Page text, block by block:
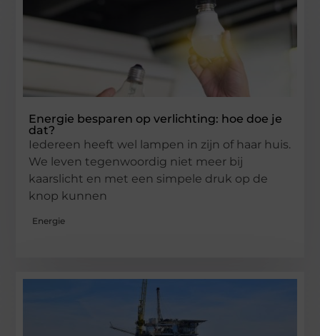
Energie besparen op verlichting: hoe doe je
dat?
Iedereen heeft wel lampen in zijn of haar huis.
We leven tegenwoordig niet meer bij
kaarslicht en met een simpele druk op de
knop kunnen
Energie